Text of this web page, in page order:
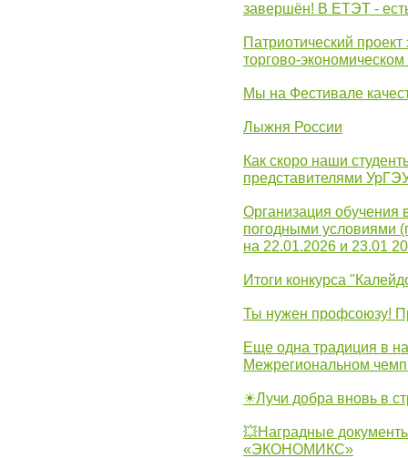
завершён! В ЕТЭТ -
Патриотический
торгово-
Мы на Фестивале
Лыжня России
Как скоро наши
представителями
Организация обучения
погодными условиями
на 22.01.2026 и 23.01
Итоги конкурса
Ты нужен профсоюзу!
Еще одна традиция в
Межрегиональном
☀Лучи добра вновь в
💥Наградные
«ЭКОНОМИКС»